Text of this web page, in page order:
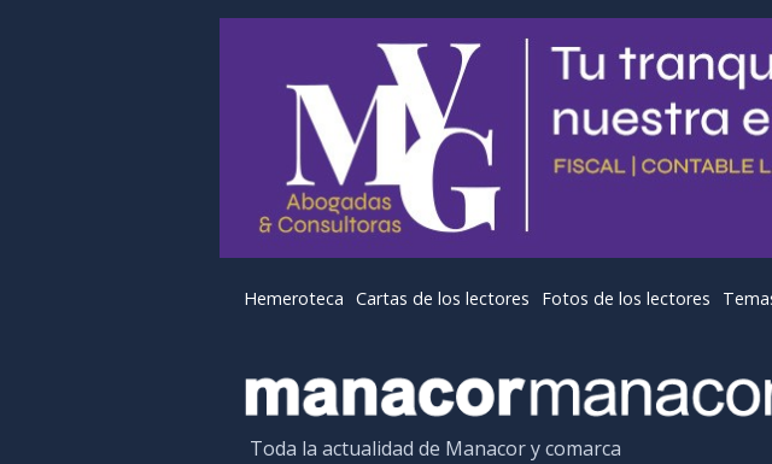
Hemeroteca Cartas de los lectores Fotos de los lectores
Toda la actualidad de Manacor y comarca